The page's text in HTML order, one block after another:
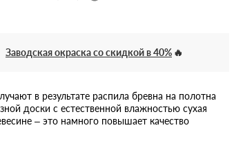
Заводская окраска со скидкой в 40%
в результате распила бревна на полотна
доски с естественной влажностью сухая
– это намного повышает качество